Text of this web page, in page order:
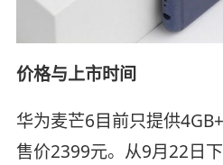
价格与上市时间
华为麦芒6目前只提供
售价2399元。从9月22日